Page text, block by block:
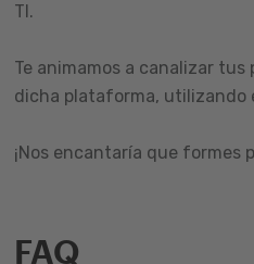
TI.
Te animamos a canalizar
dicha plataforma, utilizando
¡Nos encantaría que formes
FAQ